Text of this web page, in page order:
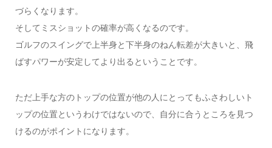
づらくなります。
そしてミスショットの確率が高くなるのです。
ゴルフのスイングで上半身と下半身のねん転差が大きいと、飛
ばすパワーが安定してより出るということです。
ただ上手な方のトップの位置が他の人にとってもふさわしいト
ップの位置というわけではないので、自分に合うところを見つ
けるのがポイントになります。